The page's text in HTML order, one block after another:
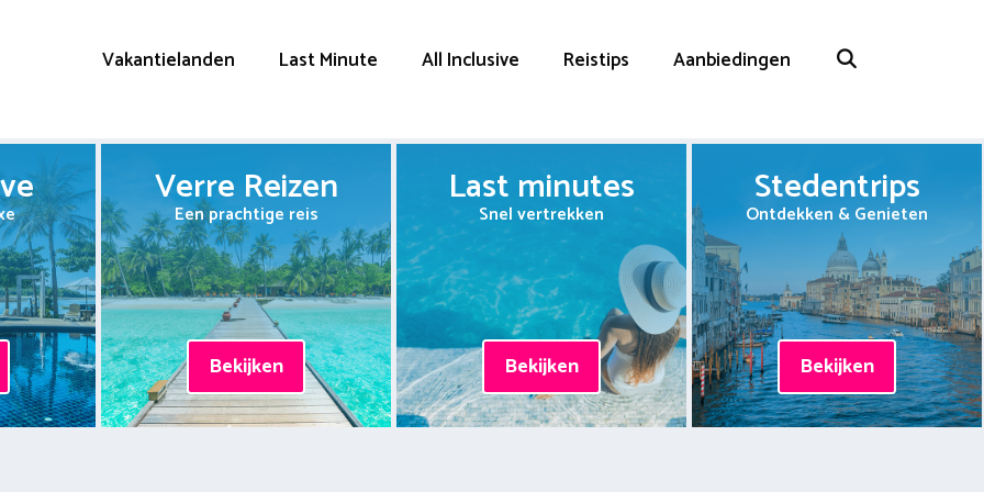
Vakantielanden Last Minute All Inclusive Reistips Aanbiedingen
Verre Reizen
Een prachtige reis
Bekijken
Last minutes
Snel vertrekken
Bekijken
Stedentrips
Ontdekken & Genieten
Bekijken